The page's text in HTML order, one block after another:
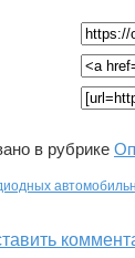
в рубрике